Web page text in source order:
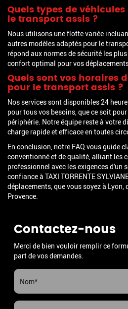
Quels types de
le transport assis ?
Nous utilisons une flotte variée
autres modèles adaptés pour le
répond aux normes de sécurité les
confort optimal pour vos
Quels sont vos horaires
pour le transport assis ?
Nos services sont disponibles 24
pour tous vos besoins, que ce soit
périphérie. Notre équipe reste à votre
charge rapide et efficace en toutes
En conclusion, notre FAQ vous guide
conventionné et de qualité, alliant les
professionnel avec les exigences d'un
confiance à TAXI TORRENTE
déplacements, que vous soyez à Lyon,
Provence.
Contactez-nous
Merci de bien vouloir remplir ce
part de vos demandes.